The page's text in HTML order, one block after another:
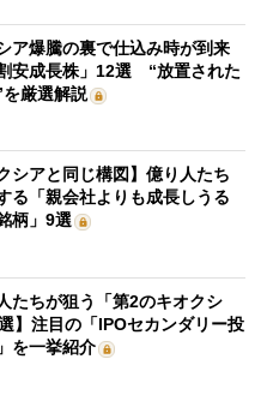
ア爆騰の裏で仕込み時が到来
安成長株」12選 “放置された
を厳選解説
シアと同じ構図】億り人たち
る「親会社よりも成長しうる
柄」9選
たちが狙う「第2のキオクシ
】注目の「IPOセカンダリー投
を一挙紹介